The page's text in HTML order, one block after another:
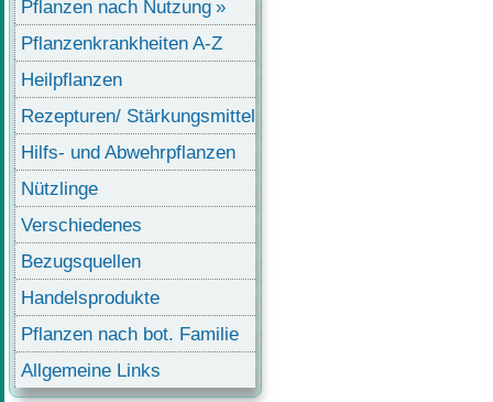
Pflanzen nach Nutzung
Pflanzenkrankheiten A-Z
Heilpflanzen
Rezepturen/ Stärkungsmittel
Hilfs- und Abwehrpflanzen
Nützlinge
Verschiedenes
Bezugsquellen
Handelsprodukte
Pflanzen nach bot. Familie
Allgemeine Links